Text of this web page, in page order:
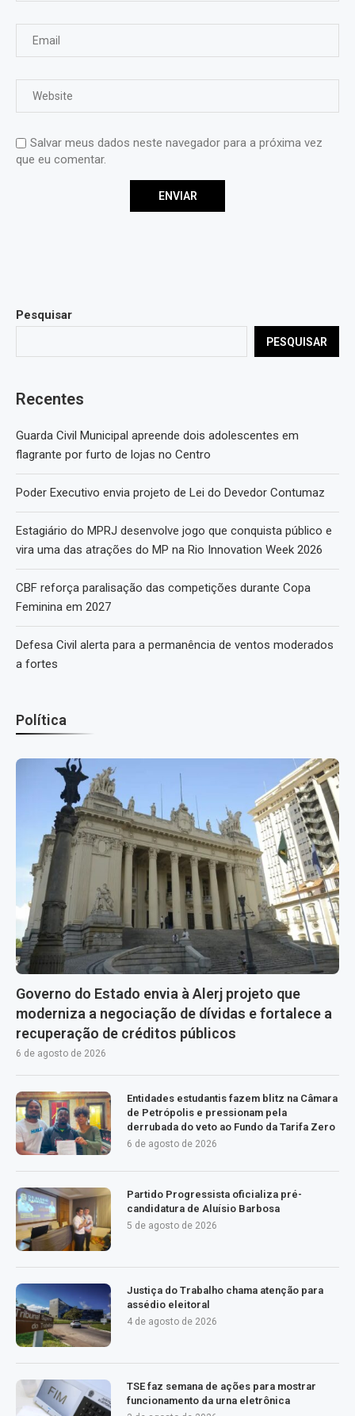
Salvar meus dados neste navegador para a próxima vez
que eu comentar.
Pesquisar
PESQUISAR
Recentes
Guarda Civil Municipal apreende dois adolescentes em
flagrante por furto de lojas no Centro
Poder Executivo envia projeto de Lei do Devedor Contumaz
Estagiário do MPRJ desenvolve jogo que conquista público e
vira uma das atrações do MP na Rio Innovation Week 2026
CBF reforça paralisação das competições durante Copa
Feminina em 2027
Defesa Civil alerta para a permanência de ventos moderados
a fortes
Política
Governo do Estado envia à Alerj projeto que
moderniza a negociação de dívidas e fortalece a
recuperação de créditos públicos
6 de agosto de 2026
Entidades estudantis fazem blitz na Câmara
de Petrópolis e pressionam pela
derrubada do veto ao Fundo da Tarifa Zero
6 de agosto de 2026
Partido Progressista oficializa pré-
candidatura de Aluísio Barbosa
5 de agosto de 2026
Justiça do Trabalho chama atenção para
assédio eleitoral
4 de agosto de 2026
TSE faz semana de ações para mostrar
funcionamento da urna eletrônica